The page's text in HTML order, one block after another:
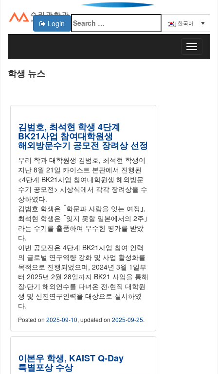
KAIST 수리과학과
Login 한국어
T
o
학생 뉴스
김범호, 최석현 학생 4단계
BK21사업 참여대학원생
해외방문수기 공모전 장려상 선정
우리 학과 대학원생 김범호, 최석현 학생이
지난 8월 21일 카이스트 본관에서 진행된
<4단계 BK21사업 참여대학원생 해외방문
수기 공모전> 시상식에서 각각 장려상을 수
상하였다.
김범호 학생은 ｢학문과 사람을 잇는 여정｣,
최석현 학생은 ｢잊지 못할 일본에서의 2주｣
라는 수기를 출품하여 우수한 평가를 받았
다.
이번 공모전은 4단계 BK21사업 참여 인력
의 글로벌 연구역량 강화 및 사업 활성화를
목적으로 진행되었으며, 2024년 3월 1일부
터 2025년 2월 28일까지 BK21 사업을 통해
장‧단기 해외연수를 다녀온 전‧현직 대학원
생 및 신진연구인력을 대상으로 실시하였
다.
Posted on 2025-09-10, updated on 2025-09-25.
이본우 학생, KAIST Q-Day
특별포상 수상